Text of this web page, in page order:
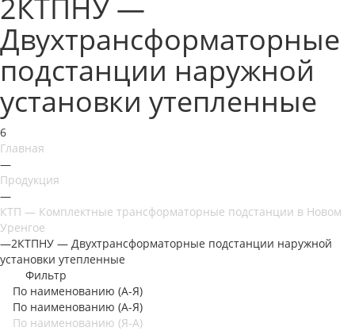
2КТПНУ —
Двухтрансформаторные
подстанции наружной
установки утепленные
6
Главная
—
Продукция
—
КТП — Комплектные трансформаторные подстанции в Новом
Уренгое
—2КТПНУ — Двухтрансформаторные подстанции наружной
установки утепленные
Фильтр
По наименованию (А-Я)
По наименованию (А-Я)
По наименованию (Я-А)